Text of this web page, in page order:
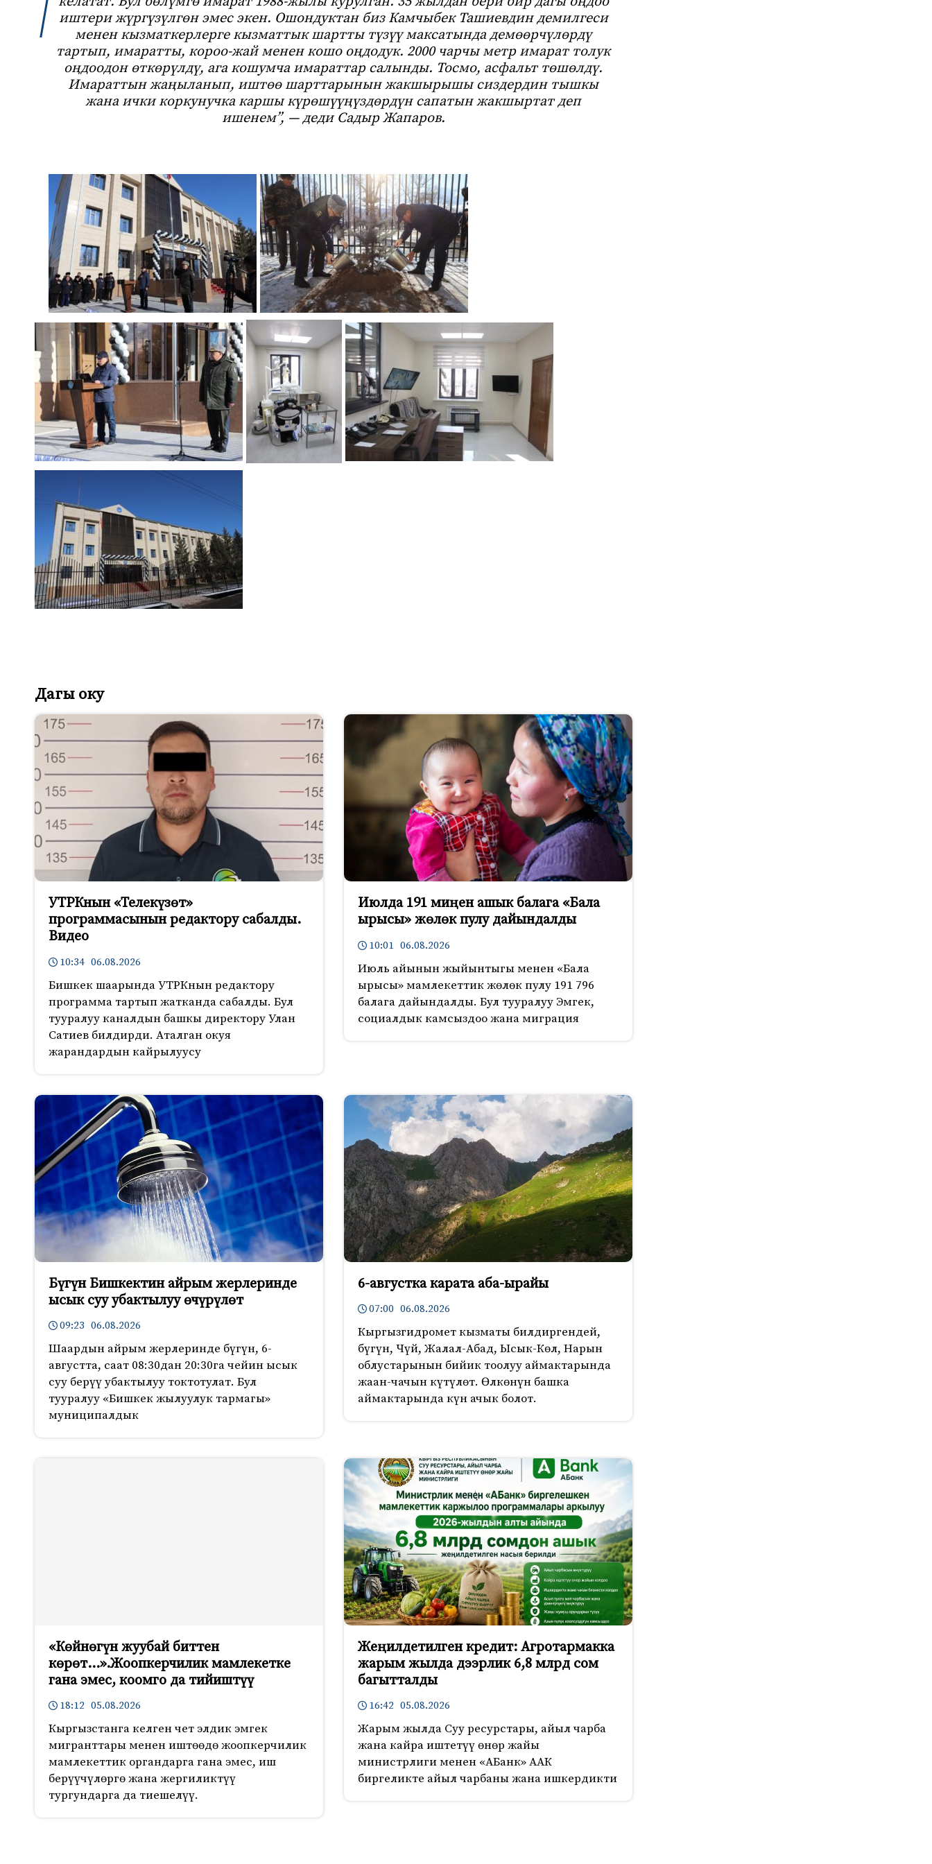
иштери жүргүзүлгөн эмес экен. Ошондуктан биз Камчыбек Ташиевдин демилгеси
менен кызматкерлерге кызматтык шартты түзүү максатында демөөрчүлөрдү
тартып, имаратты, короо-жай менен кошо оңдодук. 2000 чарчы метр имарат толук
оңдоодон өткөрүлдү, ага кошумча имараттар салынды. Тосмо, асфальт төшөлдү.
Имараттын жаңыланып, иштөө шарттарынын жакшырышы сиздердин тышкы
жана ички коркунучка каршы күрөшүүңүздөрдүн сапатын жакшыртат деп
ишенем”, — деди Садыр Жапаров.
Дагы оку
УТРКнын «Телекүзөт»
программасынын редактору сабалды.
Видео
10:34 06.08.2026
Бишкек шаарында УТРКнын редактору
программа тартып жатканда сабалды. Бул
тууралуу каналдын башкы директору Улан
Сатиев билдирди. Аталган окуя
жарандардын кайрылуусу
Июлда 191 миңен ашык балага «Бала
ырысы» жөлөк пулу дайындалды
10:01 06.08.2026
Июль айынын жыйынтыгы менен «Бала
ырысы» мамлекеттик жөлөк пулу 191 796
балага дайындалды. Бул тууралуу Эмгек,
социалдык камсыздоо жана миграция
Бүгүн Бишкектин айрым жерлеринде
ысык суу убактылуу өчүрүлөт
09:23 06.08.2026
Шаардын айрым жерлеринде бүгүн, 6-
августта, саат 08:30дан 20:30га чейин ысык
суу берүү убактылуу токтотулат. Бул
тууралуу «Бишкек жылуулук тармагы»
муниципалдык
6-августка карата аба-ырайы
07:00 06.08.2026
Кыргызгидромет кызматы билдиргендей,
бүгүн, Чүй, Жалал-Абад, Ысык-Көл, Нарын
облустарынын бийик тоолуу аймактарында
жаан-чачын күтүлөт. Өлкөнүн башка
аймактарында күн ачык болот.
«Көйнөгүн жуубай биттен
көрөт…».Жоопкерчилик мамлекетке
гана эмес, коомго да тийиштүү
18:12 05.08.2026
Кыргызстанга келген чет элдик эмгек
мигранттары менен иштөөдө жоопкерчилик
мамлекеттик органдарга гана эмес, иш
берүүчүлөргө жана жергиликтүү
тургундарга да тиешелүү.
Жеңилдетилген кредит: Агротармакка
жарым жылда дээрлик 6,8 млрд сом
багытталды
16:42 05.08.2026
Жарым жылда Суу ресурстары, айыл чарба
жана кайра иштетүү өнөр жайы
министрлиги менен «АБанк» ААК
биргеликте айыл чарбаны жана ишкердикти